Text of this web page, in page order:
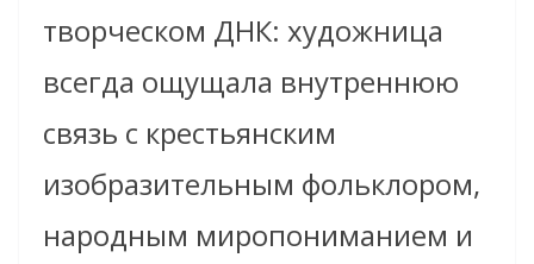
творческом ДНК: художница
всегда ощущала внутреннюю
связь с крестьянским
изобразительным фольклором,
народным миропониманием и